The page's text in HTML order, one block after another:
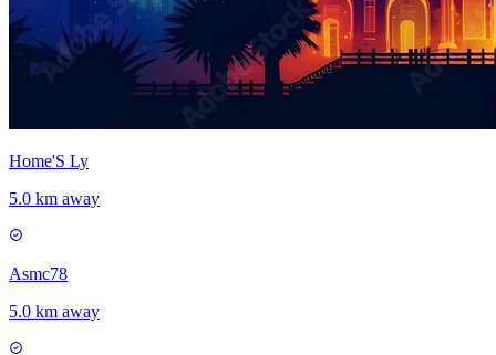
Home'S Ly
5.0 km away
Asmc78
5.0 km away